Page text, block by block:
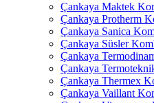
Çankaya Maktek
Çankaya Protherm
Çankaya Sanica
Çankaya Süsler
Çankaya
Çankaya
Çankaya Thermex
Çankaya Vaillant